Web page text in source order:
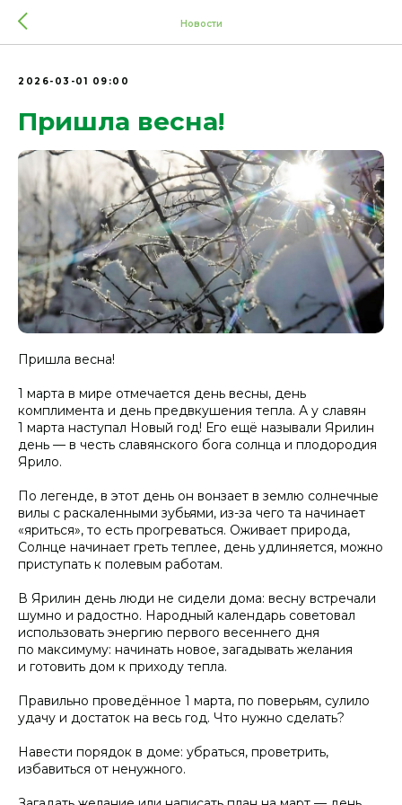
Новости
2026-03-01 09:00
Пришла весна!
Пришла весна!
1 марта в мире отмечается день весны, день
комплимента и день предвкушения тепла. А у славян
1 марта наступал Новый год! Его ещё называли Ярилин
день — в честь славянского бога солнца и плодородия
Ярило.
По легенде, в этот день он вонзает в землю солнечные
вилы с раскаленными зубьями, из-за чего та начинает
«яриться», то есть прогреваться. Оживает природа,
Солнце начинает греть теплее, день удлиняется, можно
приступать к полевым работам.
В Ярилин день люди не сидели дома: весну встречали
шумно и радостно. Народный календарь советовал
использовать энергию первого весеннего дня
по максимуму: начинать новое, загадывать желания
и готовить дом к приходу тепла.
Правильно проведённое 1 марта, по поверьям, сулило
удачу и достаток на весь год. Что нужно сделать?
Навести порядок в доме: убраться, проветрить,
избавиться от ненужного.